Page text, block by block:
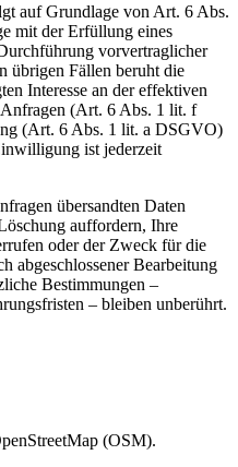
auf Grundlage von Art. 6 Abs.
mit der Erfüllung eines
vorvertraglicher
übrigen Fällen beruht die
Interesse an der effektiven
Anfragen (Art. 6 Abs. 1 lit. f
(Art. 6 Abs. 1 lit. a DSGVO)
ist jederzeit
übersandten Daten
auffordern, Ihre
oder der Zweck für die
abgeschlossener Bearbeitung
Bestimmungen –
– bleiben unberührt.
(OSM).